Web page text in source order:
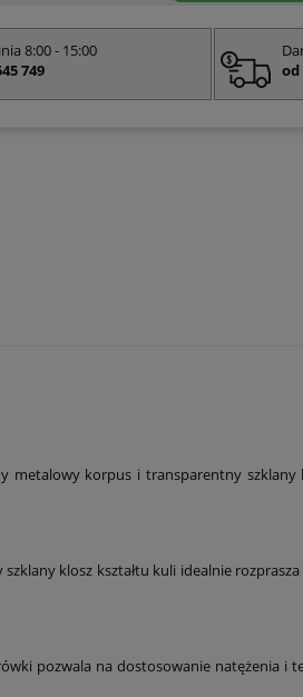
8:00 - 15:00
749
od
metalowy korpus i transparentny
klosz kształtu kuli idealnie
pozwala na dostosowanie natężenia i